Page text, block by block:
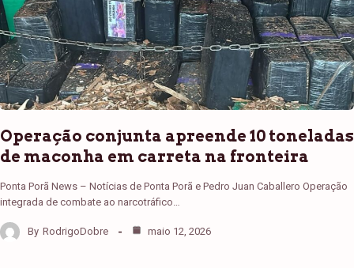
Operação conjunta apreende 10 toneladas
de maconha em carreta na fronteira
Ponta Porã News – Notícias de Ponta Porã e Pedro Juan Caballero Operação
integrada de combate ao narcotráfico…
By RodrigoDobre maio 12, 2026